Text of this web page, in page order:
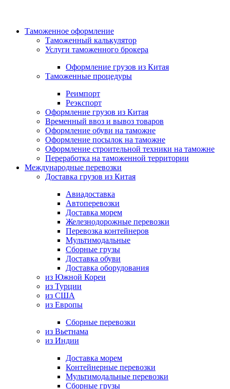
Таможенное оформление
Таможенный калькулятор
Услуги таможенного брокера
Оформление грузов из Китая
Таможенные процедуры
Реимпорт
Реэкспорт
Оформление грузов из Китая
Временный ввоз и вывоз товаров
Оформление обуви на таможне
Оформление посылок на таможне
Оформление строительной техники на таможне
Переработка на таможенной территории
Международные перевозки
Доставка грузов из Китая
Авиадоставка
Автоперевозки
Доставка морем
Железнодорожные перевозки
Перевозка контейнеров
Мультимодальные
Сборные грузы
Доставка обуви
Доставка оборудования
из Южной Кореи
из Турции
из США
из Европы
Сборные перевозки
из Вьетнама
из Индии
Доставка морем
Контейнерные перевозки
Мультимодальные перевозки
Сборные грузы